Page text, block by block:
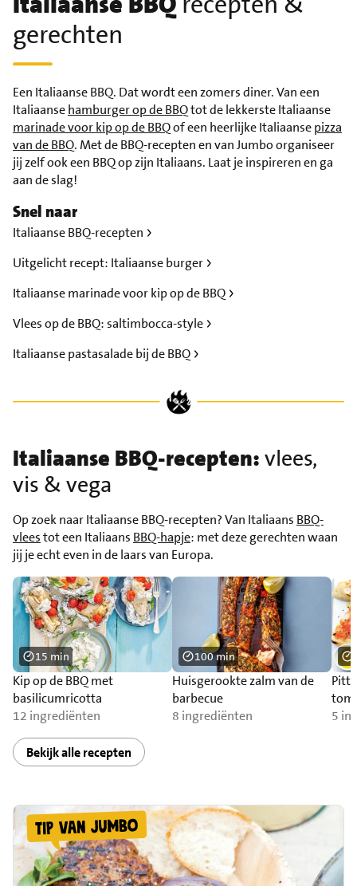
gerechten
Een Italiaanse BBQ. Dat wordt een zomers diner. Van een
Italiaansehamburger op de BBQtot de lekkerste Italiaanse
marinade voor kip op de BBQof een heerlijke Italiaansepizza
van de BBQ. Met de BBQ-recepten en van Jumbo organiseer
jij zelf ook een BBQ op zijn Italiaans. Laat je inspireren en ga
aan de slag!
Snel naar
Italiaanse BBQ-recepten
Uitgelicht recept: Italiaanse burger
Italiaanse marinade voor kip op de BBQ
Vlees op de BBQ: saltimbocca-style
Italiaanse pastasalade bij de BBQ
Italiaanse BBQ-recepten:vlees,
vis & vega
Op zoek naar Italiaanse BBQ-recepten? Van Italiaans BBQ-
vleestot een Italiaans BBQ-hapje: met deze gerechten waan
jij je echt even in de laars van Europa.
Kip op de BBQ met
basilicumricotta
12 ingrediënten
15 min
Huisgerookte zalm van de
barbecue
8 ingrediënten
100 min
5
Bekijk alle recepten